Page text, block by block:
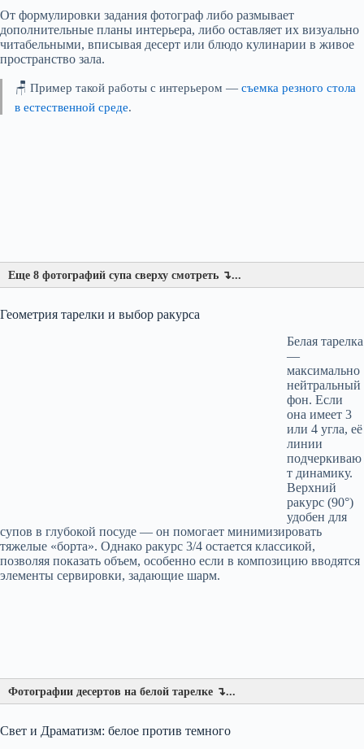
От формулировки задания фотограф либо размывает
дополнительные планы интерьера, либо оставляет их визуально
читабельными, вписывая десерт или блюдо кулинарии в живое
пространство зала.
🪑 Пример такой работы с интерьером — съемка резного стола
в естественной среде.
Еще 8 фотографий супа сверху смотреть ↴...
Геометрия тарелки и выбор ракурса
Белая тарелка
—
максимально
нейтральный
фон. Если
она имеет 3
или 4 угла, её
линии
подчеркиваю
т динамику.
Верхний
ракурс (90°)
удобен для
супов в глубокой посуде — он помогает минимизировать
тяжелые «борта». Однако ракурс 3/4 остается классикой,
позволяя показать объем, особенно если в композицию вводятся
элементы сервировки, задающие шарм.
Фотографии десертов на белой тарелке ↴...
Свет и Драматизм: белое против темного